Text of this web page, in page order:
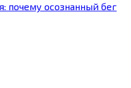
почему осознанный бег